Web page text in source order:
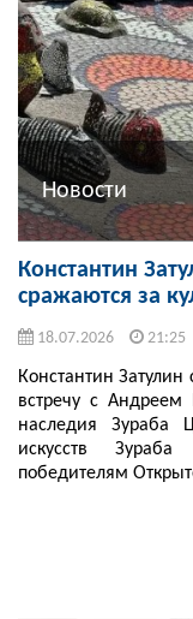
Новости
Константин
сражаются за
18.07.2026 21:25
Константин
встречу с Андреем
наследия Зураба
искусств
победителям